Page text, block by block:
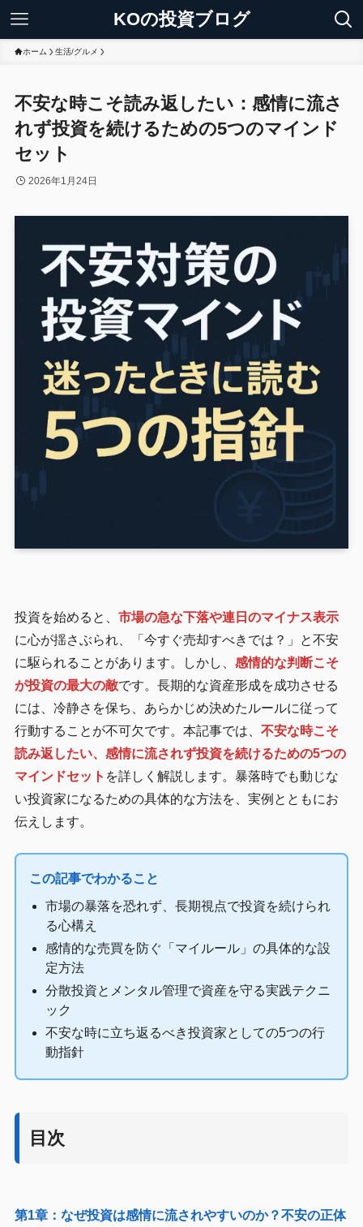
KOの投資ブログ
ホーム 生活/グルメ
不安な時こそ読み返したい：感情に流さ
れず投資を続けるための5つのマインド
セット
2026年1月24日
投資を始めると、 市場の急な下落や連日のマイナス表示
に心が揺さぶられ、「今すぐ売却すべきでは？」と不安
に駆られることがあります。しかし、 感情的な判断こそ
が投資の最大の敵です。長期的な資産形成を成功させる
には、冷静さを保ち、あらかじめ決めたルールに従って
行動することが不可欠です。本記事では、 不安な時こそ
読み返したい、感情に流されず投資を続けるための5つの
マインドセット を詳しく解説します。暴落時でも動じな
い投資家になるための具体的な方法を、実例とともにお
伝えします。
この記事でわかること
市場の暴落を恐れず、長期視点で投資を続けられ
る心構え
感情的な売買を防ぐ「マイルール」の具体的な設
定方法
分散投資とメンタル管理で資産を守る実践テクニ
ック
不安な時に立ち返るべき投資家としての5つの行
動指針
目次
第1章：なぜ投資は感情に流されやすいのか？不安の正体